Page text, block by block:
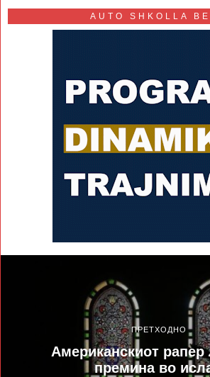
AUTO SHKOLLA
ПРЕТХОДНО
Американскиот
премина во